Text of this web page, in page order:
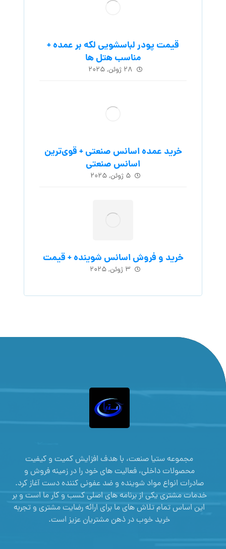
قیمت پودر لباسشویی لکه بر عمده +
مناسب هتل ها
۲۸ ژوئن, ۲۰۲۵
خرید عمده اسانس صنعتی + قوی‌ترین
اسانس‌ صنعتی
۵ ژوئن, ۲۰۲۵
خرید و فروش اسانس شوینده + قیمت
۳ ژوئن, ۲۰۲۵
مجموعه ستیا صنعت، با هدف افزایش کمیت و کیفیت
محصولات داخلی، فعالیت های خود را در زمینه فروش و
صادرات انواع مواد شوینده و ضد عفونی کننده دست آغاز کرد.
خدمات مشتری یکی از برنامه های اصلی کسب و کار ما است و بر
این اساس تمام تلاش های ما برای ارائه رضایت مشتری و تجربه
خرید خوب در ذهن مشتریان عزیز است.